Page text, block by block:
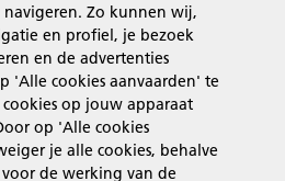
navigeren. Zo kunnen wij,
en profiel, je bezoek
en de advertenties
'Alle cookies aanvaarden' te
op jouw apparaat
op 'Alle cookies
je alle cookies, behalve
de werking van de